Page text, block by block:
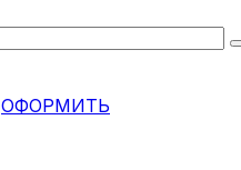
ОФОРМИТЬ